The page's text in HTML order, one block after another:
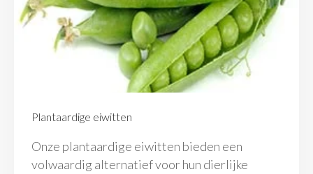
Plantaardige eiwitten
Onze plantaardige eiwitten bieden een
volwaardig alternatief voor hun dierlijke